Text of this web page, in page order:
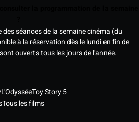
séances de la semaine cinéma (du
à la réservation dès le lundi en fin de
ouverts tous les jours de l'année.
L'OdysséeToy Story 5
Tous les films